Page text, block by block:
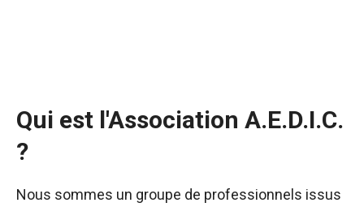
Qui est l'Association A.E.D.I.C.
?
Nous sommes un groupe de professionnels issus